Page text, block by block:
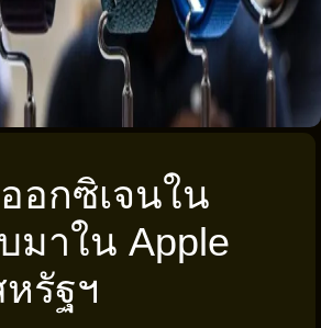
อกซิเจนใน
มาใน Apple
รัฐฯ